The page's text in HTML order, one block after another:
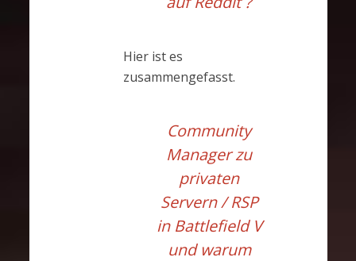
Hier ist es
zusammengefasst.
Community
Manager zu
privaten
Servern / RSP
in Battlefield V
und warum